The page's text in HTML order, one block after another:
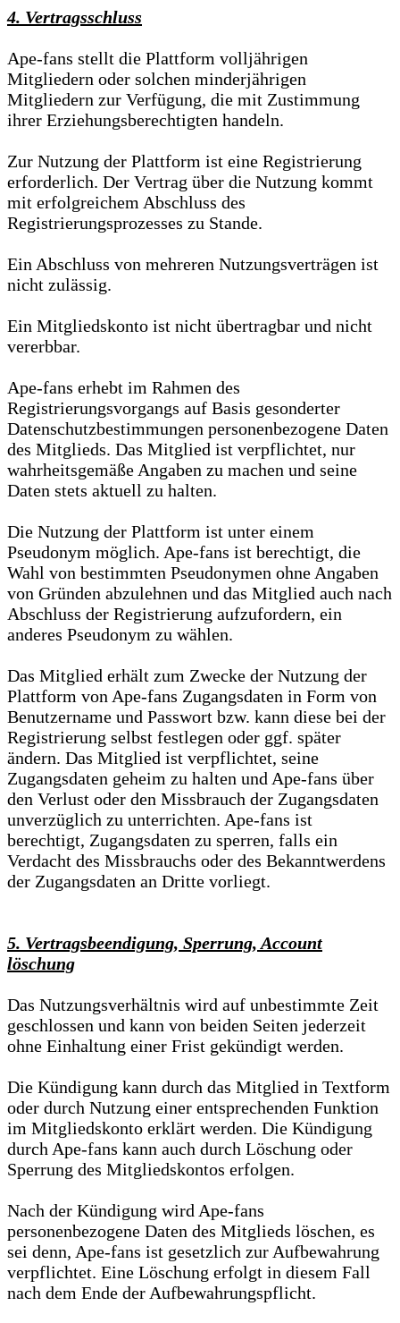
4. Vertragsschluss
Ape-fans stellt die Plattform volljährigen
Mitgliedern oder solchen minderjährigen
Mitgliedern zur Verfügung, die mit Zustimmung
ihrer Erziehungsberechtigten handeln.
Zur Nutzung der Plattform ist eine Registrierung
erforderlich. Der Vertrag über die Nutzung kommt
mit erfolgreichem Abschluss des
Registrierungsprozesses zu Stande.
Ein Abschluss von mehreren Nutzungsverträgen ist
nicht zulässig.
Ein Mitgliedskonto ist nicht übertragbar und nicht
vererbbar.
Ape-fans erhebt im Rahmen des
Registrierungsvorgangs auf Basis gesonderter
Datenschutzbestimmungen personenbezogene Daten
des Mitglieds. Das Mitglied ist verpflichtet, nur
wahrheitsgemäße Angaben zu machen und seine
Daten stets aktuell zu halten.
Die Nutzung der Plattform ist unter einem
Pseudonym möglich. Ape-fans ist berechtigt, die
Wahl von bestimmten Pseudonymen ohne Angaben
von Gründen abzulehnen und das Mitglied auch nach
Abschluss der Registrierung aufzufordern, ein
anderes Pseudonym zu wählen.
Das Mitglied erhält zum Zwecke der Nutzung der
Plattform von Ape-fans Zugangsdaten in Form von
Benutzername und Passwort bzw. kann diese bei der
Registrierung selbst festlegen oder ggf. später
ändern. Das Mitglied ist verpflichtet, seine
Zugangsdaten geheim zu halten und Ape-fans über
den Verlust oder den Missbrauch der Zugangsdaten
unverzüglich zu unterrichten. Ape-fans ist
berechtigt, Zugangsdaten zu sperren, falls ein
Verdacht des Missbrauchs oder des Bekanntwerdens
der Zugangsdaten an Dritte vorliegt.
5. Vertragsbeendigung, Sperrung, Account
löschung
Das Nutzungsverhältnis wird auf unbestimmte Zeit
geschlossen und kann von beiden Seiten jederzeit
ohne Einhaltung einer Frist gekündigt werden.
Die Kündigung kann durch das Mitglied in Textform
oder durch Nutzung einer entsprechenden Funktion
im Mitgliedskonto erklärt werden. Die Kündigung
durch Ape-fans kann auch durch Löschung oder
Sperrung des Mitgliedskontos erfolgen.
Nach der Kündigung wird Ape-fans
personenbezogene Daten des Mitglieds löschen, es
sei denn, Ape-fans ist gesetzlich zur Aufbewahrung
verpflichtet. Eine Löschung erfolgt in diesem Fall
nach dem Ende der Aufbewahrungspflicht.